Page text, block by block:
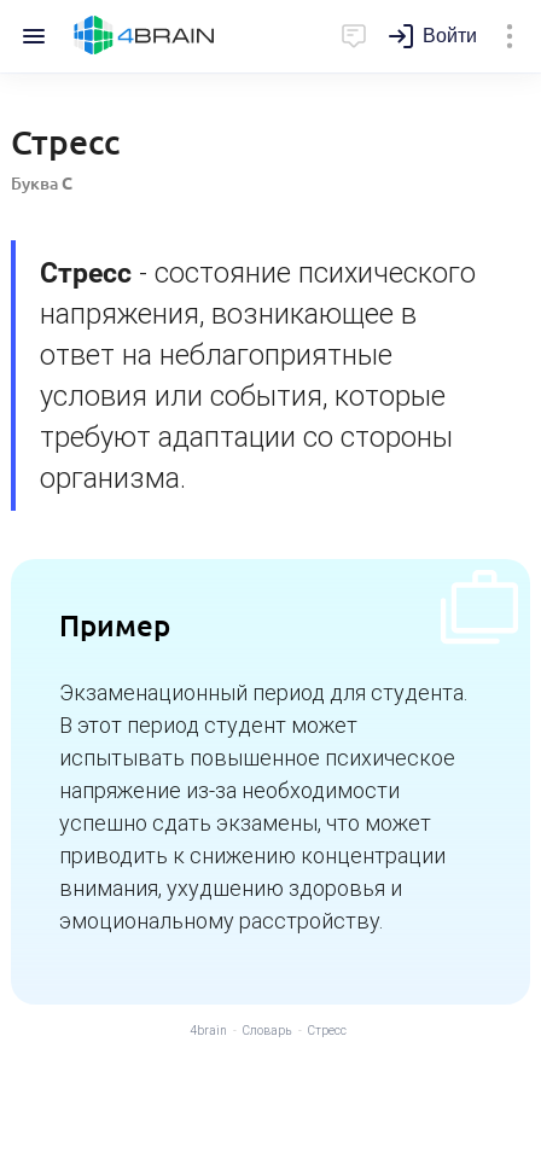
Войти
Стресс
БукваС
Стресс- состояние психического
напряжения, возникающее в
ответ на неблагоприятные
условия или события, которые
требуют адаптации со стороны
организма.
Пример
Экзаменационный период для студента.
В этот период студент может
испытывать повышенное психическое
напряжение из-за необходимости
успешно сдать экзамены, что может
приводить к снижению концентрации
внимания, ухудшению здоровья и
эмоциональному расстройству.
4brain - Словарь - Стресс